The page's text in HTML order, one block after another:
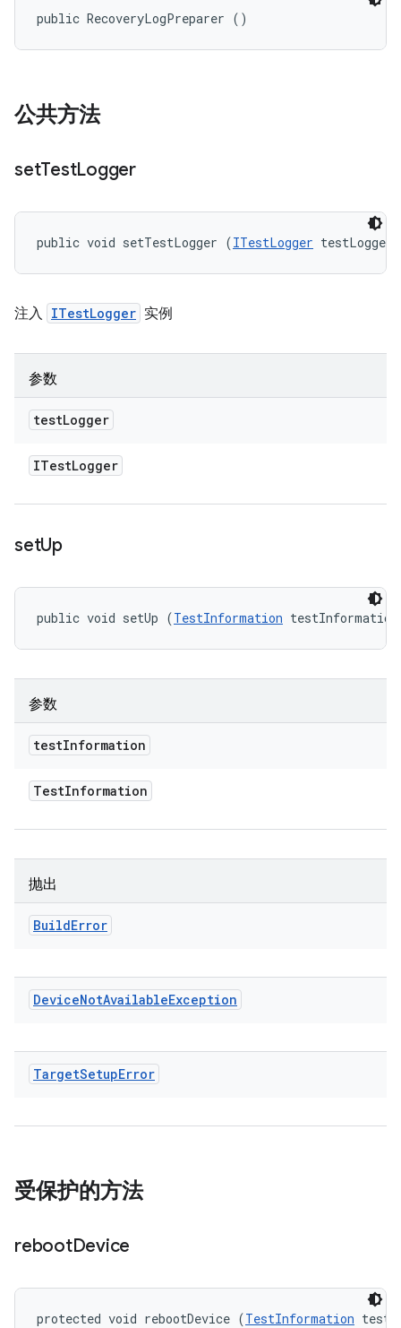
public RecoveryLogPreparer ()
公共方法
setTestLogger
public void setTestLogger (ITestLogger testLogger)
注入 ITestLogger 实例
参数
testLogger
ITestLogger
setUp
public void setUp (TestInformation
参数
testInformation
TestInformation
抛出
BuildError
DeviceNotAvailableException
TargetSetupError
受保护的方法
rebootDevice
protected void rebootDevice (TestInformation